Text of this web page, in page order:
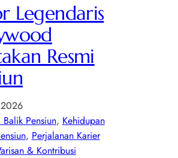
Legendaris
Resmi
Pensiun, Kehidupan
, Perjalanan Karier
& Kontribusi